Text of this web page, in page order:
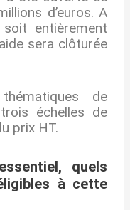
d’euros. A
soit entièrement
sera clôturée
de
échelles de
prix HT.
quels
à cette